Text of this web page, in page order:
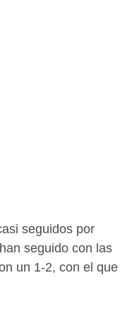
seguidos por
seguido con las
un 1-2, con el que